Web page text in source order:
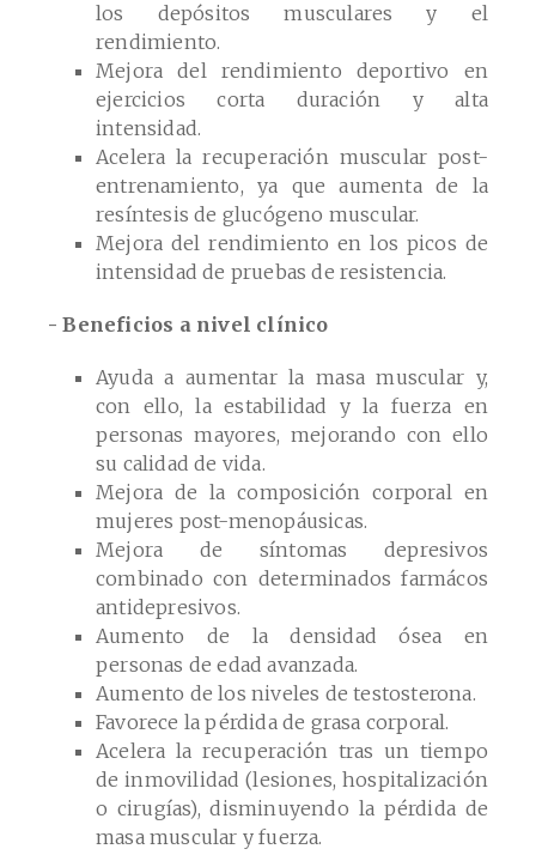
los depósitos musculares y el
rendimiento.
Mejora del rendimiento deportivo en
ejercicios corta duración y alta
intensidad.
Acelera la recuperación muscular post-
entrenamiento, ya que aumenta de la
resíntesis de glucógeno muscular.
Mejora del rendimiento en los picos de
intensidad de pruebas de resistencia.
- Beneficios a nivel clínico
Ayuda a aumentar la masa muscular y,
con ello, la estabilidad y la fuerza en
personas mayores, mejorando con ello
su calidad de vida.
Mejora de la composición corporal en
mujeres post-menopáusicas.
Mejora de síntomas depresivos
combinado con determinados farmácos
antidepresivos.
Aumento de la densidad ósea en
personas de edad avanzada.
Aumento de los niveles de testosterona.
Favorece la pérdida de grasa corporal.
Acelera la recuperación tras un tiempo
de inmovilidad (lesiones, hospitalización
o cirugías), disminuyendo la pérdida de
masa muscular y fuerza.